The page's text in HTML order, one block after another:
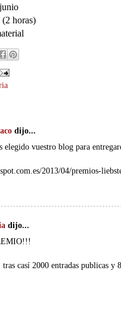
horas)
dijo...
elegido vuestro blog para
2013/04/premios-
dijo...
casí 2000 entradas publicas y